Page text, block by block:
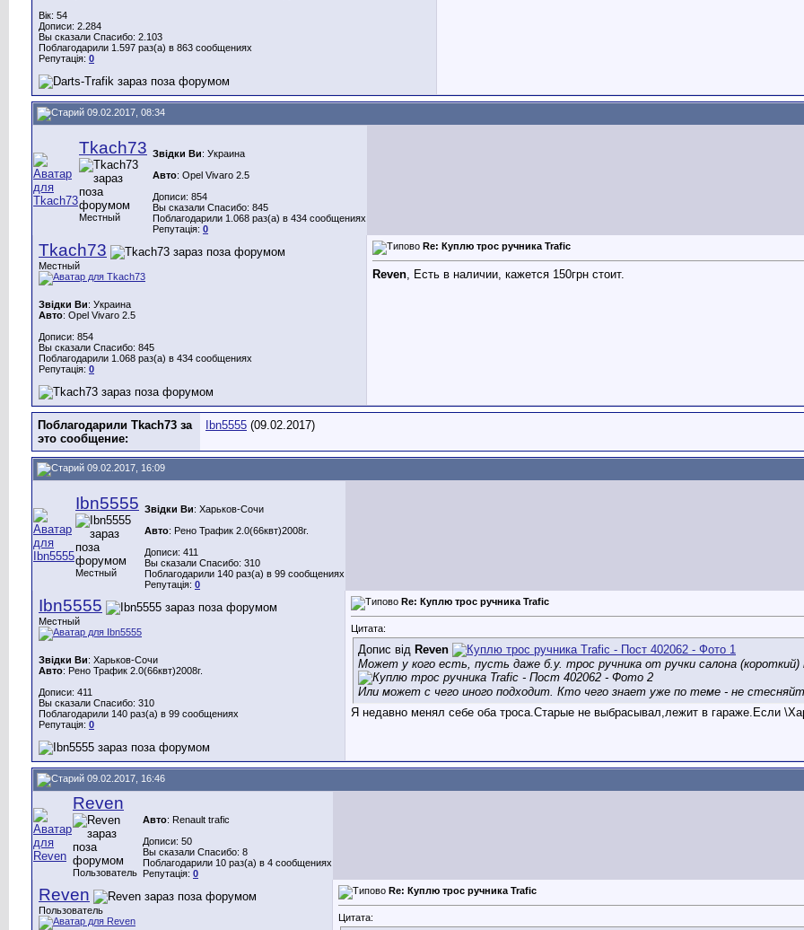
Вік: 54
Дописи: 2.284
Вы сказали Спасибо: 2.103
Поблагодарили 1.597 раз(а) в 863 сообщениях
Репутація: 0
09.02.2017, 08:34
Tkach73
Местный
Звідки Ви: Украина
Авто: Opel Vivaro 2.5
Дописи: 854
Вы сказали Спасибо: 845
Поблагодарили 1.068 раз(а) в 434 сообщениях
Репутація: 0
Tkach73
Местный
Звідки Ви: Украина
Авто: Opel Vivaro 2.5
Дописи: 854
Вы сказали Спасибо: 845
Поблагодарили 1.068 раз(а) в 434 сообщениях
Репутація: 0
Re: Куплю трос ручника Trafic
Reven , Есть в наличии, кажется 150грн стоит.
Поблагодарили Tkach73 за
это сообщение:
Ibn5555 (09.02.2017)
09.02.2017, 16:09
Ibn5555
Местный
Звідки Ви: Харьков-Сочи
Авто: Рено Трафик 2.0(66квт)2008г.
Дописи: 411
Вы сказали Спасибо: 310
Поблагодарили 140 раз(а) в 99 сообщениях
Репутація: 0
Ibn5555
Местный
Звідки Ви: Харьков-Сочи
Авто: Рено Трафик 2.0(66квт)2008г.
Дописи: 411
Вы сказали Спасибо: 310
Поблагодарили 140 раз(а) в 99 сообщениях
Репутація: 0
Re: Куплю трос ручника Trafic
Цитата:
Допис від Reven
Может у кого есть, пусть даже б.у. трос ручника от ручки салона (короткий)
Или может с чего иного подходит. Кто чего знает уже по теме - не
Я недавно менял себе оба троса.Старые не выбрасывал,лежит в гараже.Если
09.02.2017, 16:46
Reven
Пользователь
Авто: Renault trafic
Дописи: 50
Вы сказали Спасибо: 8
Поблагодарили 10 раз(а) в 4 сообщениях
Репутація: 0
Reven
Пользователь
Re: Куплю трос ручника Trafic
Цитата: